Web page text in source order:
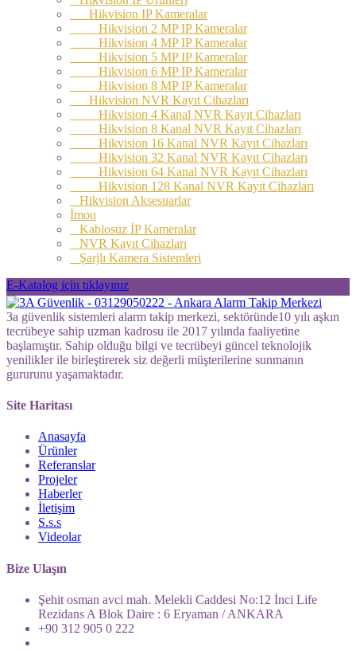
Hikvision IP Kameralar
Hikvision 2 MP IP Kameralar
Hikvision 4 MP IP Kameralar
Hikvision 5 MP IP Kameralar
Hikvision 6 MP IP Kameralar
Hikvision 8 MP IP Kameralar
Hikvision NVR Kayıt Cihazları
Hikvision 4 Kanal NVR Kayıt Cihazları
Hikvision 8 Kanal NVR Kayıt Cihazları
Hikvision 16 Kanal NVR Kayıt Cihazları
Hikvision 32 Kanal NVR Kayıt Cihazları
Hikvision 64 Kanal NVR Kayıt Cihazları
Hikvision 128 Kanal NVR Kayıt Cihazları
Hikvision Aksesuarlar
İmou
Kablosuz İP Kameralar
NVR Kayıt Cihazları
Şarjlı Kamera Sistemleri
E-Katalog için tıklayınız
3a güvenlik sistemleri alarm takip merkezi, sektöründe10 yılı aşkın
tecrübeye sahip uzman kadrosu ile 2017 yılında faaliyetine
başlamıştır. Sahip olduğu bilgi ve tecrübeyi güncel teknolojik
yenilikler ile birleştirerek siz değerli müşterilerine sunmanın
gururunu yaşamaktadır.
Site Haritası
Anasayfa
Ürünler
Referanslar
Projeler
Haberler
İletişim
S.s.s
Videolar
Bize Ulaşın
Şehit osman avci mah. Melekli Caddesi No:12 İnci Life
Rezidans A Blok Daire : 6 Eryaman / ANKARA
+90 312 905 0 222